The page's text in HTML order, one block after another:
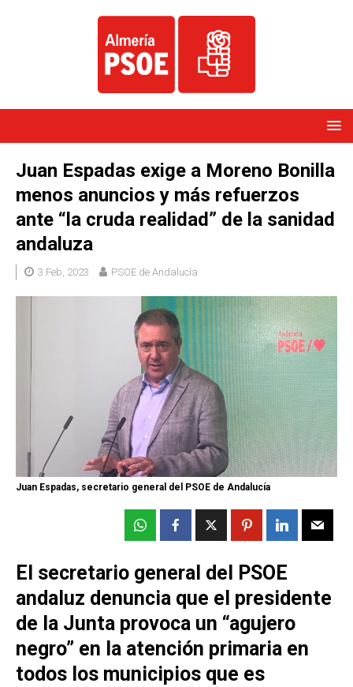
Juan Espadas exige a Moreno Bonilla
menos anuncios y más refuerzos
ante “la cruda realidad” de la sanidad
andaluza
3 Feb, 2023 PSOE de Andalucía
Juan Espadas, secretario general del PSOE de Andalucía
El secretario general del PSOE
andaluz denuncia que el presidente
de la Junta provoca un “agujero
negro” en la atención primaria en
todos los municipios que es